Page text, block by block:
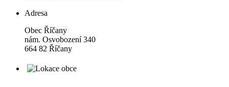
Adresa
Obec Říčany
nám. Osvobození 340
664 82 Říčany